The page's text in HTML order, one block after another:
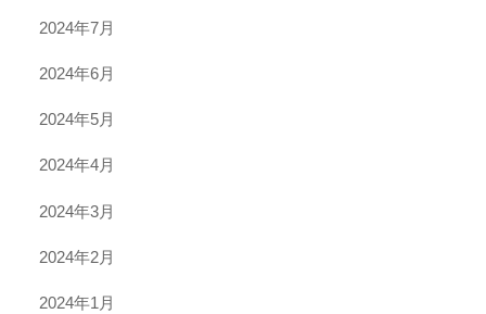
2024年7月
2024年6月
2024年5月
2024年4月
2024年3月
2024年2月
2024年1月